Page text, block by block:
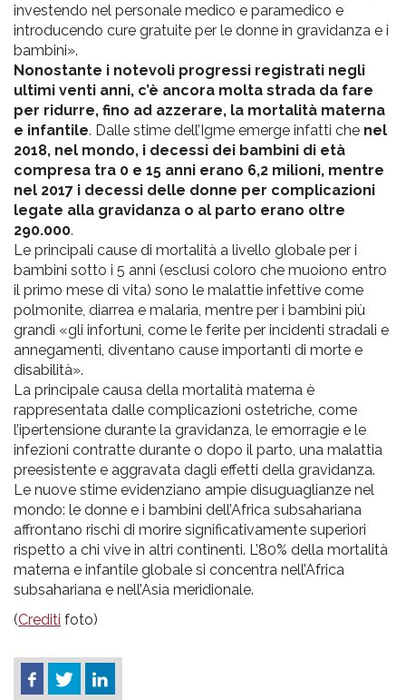
investendo nel personale medico e paramedico e
introducendo cure gratuite per le donne in gravidanza e i
bambini».
Nonostante i notevoli progressi registrati negli
ultimi venti anni, c’è ancora molta strada da fare
per ridurre, fino ad azzerare, la mortalità materna
e infantile. Dalle stime dell’Igme emerge infatti che nel
2018, nel mondo, i decessi dei bambini di età
compresa tra 0 e 15 anni erano 6,2 milioni, mentre
nel 2017 i decessi delle donne per complicazioni
legate alla gravidanza o al parto erano oltre
290.000.
Le principali cause di mortalità a livello globale per i
bambini sotto i 5 anni (esclusi coloro che muoiono entro
il primo mese di vita) sono le malattie infettive come
polmonite, diarrea e malaria, mentre per i bambini più
grandi «gli infortuni, come le ferite per incidenti stradali e
annegamenti, diventano cause importanti di morte e
disabilità».
La principale causa della mortalità materna è
rappresentata dalle complicazioni ostetriche, come
l’ipertensione durante la gravidanza, le emorragie e le
infezioni contratte durante o dopo il parto, una malattia
preesistente e aggravata dagli effetti della gravidanza.
Le nuove stime evidenziano ampie disuguaglianze nel
mondo: le donne e i bambini dell’Africa subsahariana
affrontano rischi di morire significativamente superiori
rispetto a chi vive in altri continenti. L’80% della mortalità
materna e infantile globale si concentra nell’Africa
subsahariana e nell’Asia meridionale.
(Crediti foto)